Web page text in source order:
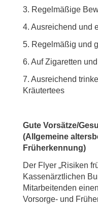
3. Regelmäßige
4. Ausreichend und
5. Regelmäßig und
6. Auf Zigaretten
7. Ausreichend
Kräutertees
Gute Vorsätze/
(Allgemeine
Früherkennung)
Der Flyer „Risiken
Kassenärztlichen
Mitarbeitenden
Vorsorge- und